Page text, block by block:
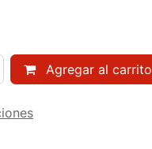
Agregar al carrito